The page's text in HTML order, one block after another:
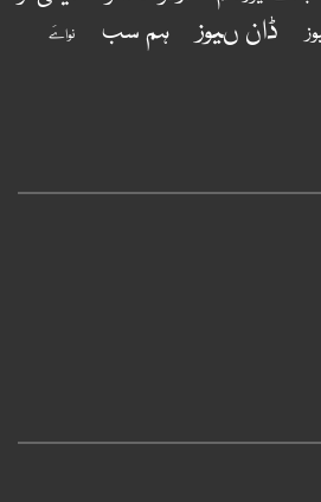
ڈان ںیوز ہم سب
نواےَ